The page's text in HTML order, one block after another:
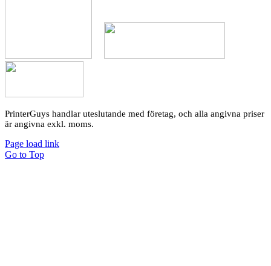
PrinterGuys handlar uteslutande med företag, och alla angivna priser
är angivna exkl. moms.
Page load link
Go to Top